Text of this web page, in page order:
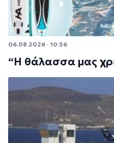
06.08.2026 · 10:56
“Η θάλασσα μας